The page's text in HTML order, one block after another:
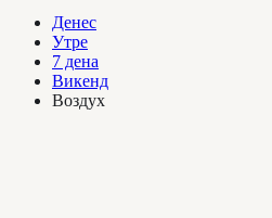
Денес
Утре
7 дена
Викенд
Воздух